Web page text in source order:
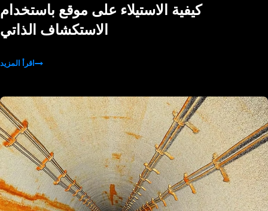
كيفية الاستيلاء على موقع باستخدام
الاستكشاف الذاتي
اقرأ المزيد